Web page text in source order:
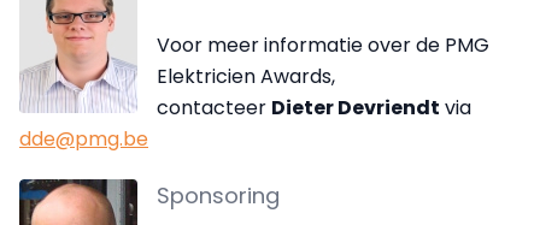
Voor meer informatie over de PMG
Elektricien Awards,
contacteer Dieter Devriendt via
dde@pmg.be
Sponsoring